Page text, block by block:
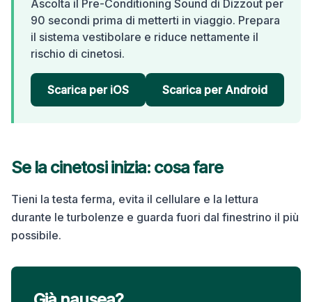
Ascolta il Pre-Conditioning Sound di Dizzout per
90 secondi prima di metterti in viaggio. Prepara
il sistema vestibolare e riduce nettamente il
rischio di cinetosi.
Scarica per iOS Scarica per Android
Se la cinetosi inizia: cosa fare
Tieni la testa ferma, evita il cellulare e la lettura
durante le turbolenze e guarda fuori dal finestrino il più
possibile.